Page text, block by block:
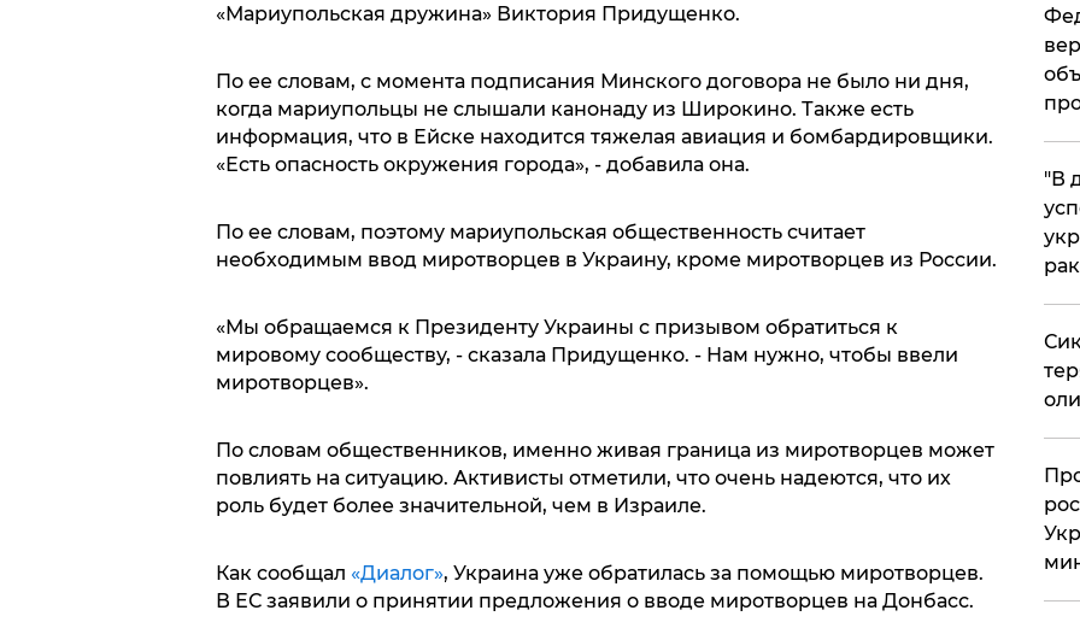
«Мариупольская дружина» Виктория Придущенко.
По ее словам, с момента подписания Минского договора не было ни дня,
когда мариупольцы не слышали канонаду из Широкино. Также есть
информация, что в Ейске находится тяжелая авиация и бомбардировщики.
«Есть опасность окружения города», - добавила она.
По ее словам, поэтому мариупольская общественность считает
необходимым ввод миротворцев в Украину, кроме миротворцев из России.
«Мы обращаемся к Президенту Украины с призывом обратиться к
мировому сообществу, - сказала Придущенко. - Нам нужно, чтобы ввели
миротворцев».
По словам общественников, именно живая граница из миротворцев может
повлиять на ситуацию. Активисты отметили, что очень надеются, что их
роль будет более значительной, чем в Израиле.
Как сообщал «Диалог», Украина уже обратилась за помощью миротворцев.
В ЕС заявили о принятии предложения о вводе миротворцев на Донбасс.
​"В